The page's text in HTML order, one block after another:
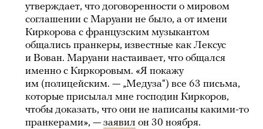
утверждает, что договоренности о мировом
соглашении с Маруани не было, а от имени
Киркорова с французским музыкантом
общались пранкеры, известные как Лексус
и Вован. Маруани настаивает, что общался
именно с Киркоровым. «Я покажу
им (полицейским. — „Медуза“) все 63 письма,
которые присылал мне господин Киркоров,
чтобы доказать, что они не написаны какими-то
пранкерами», — заявил он 30 ноября.